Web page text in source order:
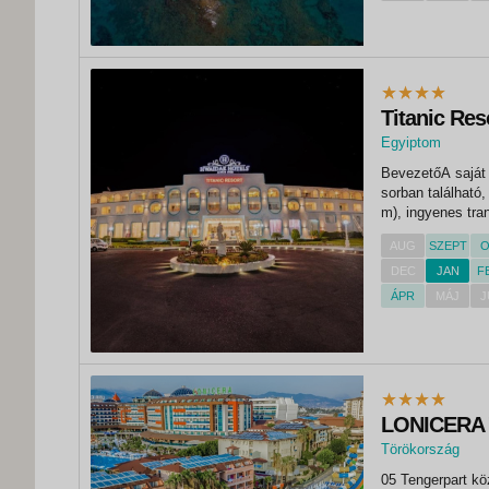
Titanic
Egyiptom
Hurghada
BevezetőA
sorban
m), ingyenes
percenként.
találhatók,
AUG SZEPT
DEC
JAN
ÁPR
MÁJ
Törökország
05 Tengerpart